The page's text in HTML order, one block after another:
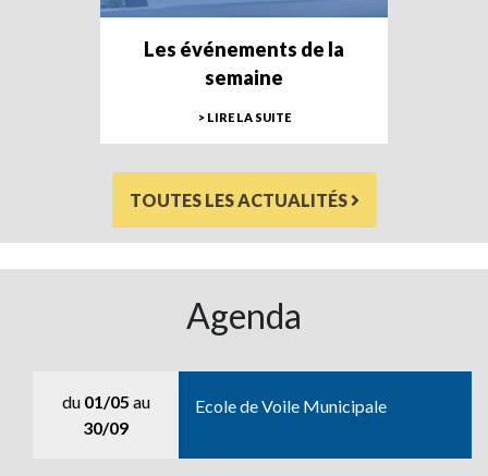
Les événements de la
semaine
> LIRE LA SUITE
TOUTES LES ACTUALITÉS
Agenda
du 01/05 au
30/09
Ecole de Voile Municipale